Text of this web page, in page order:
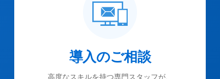
導入のご相談
高度なスキルを持つ専門スタッフが、